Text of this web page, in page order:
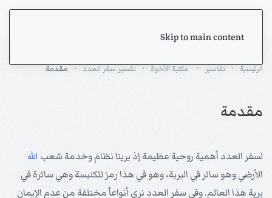
Skip to main content
الرئيسية تفاسير مكتبة الأخوة تفسير سفر العدد مقدمة
مقدمة
لسفر العدد أهمية روحية عظيمة إذ يرينا نظام وخدمة شعب الله
الأرضي وهو سائر في البرية، وهو في هذا رمز للكنيسة وهي سائرة في
برية هذا العالم. وفي سفر العدد نرى أنواعاً مختلفة من عدم الإيمان